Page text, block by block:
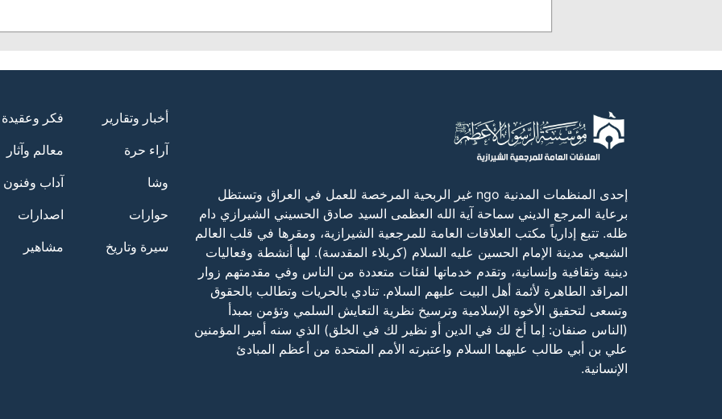
إحدى المنظمات المدنية ngo غير الربحية المرخصة للعمل في العراق وتستظل
برعاية المرجع الديني سماحة آية الله العظمى السيد صادق الحسيني الشيرازي دام
ظله. تتبع إدارياً مكتب العلاقات العامة للمرجعية الشيرازية، ومقرها في قلب العالم
الشيعي مدينة الإمام الحسين عليه السلام (كربلاء المقدسة). لها أنشطة وفعاليات
دينية وثقافية وإنسانية، وتقدم خدماتها لفئات متعددة من الناس وفي مقدمتهم زوار
المراقد الطاهرة لأئمة أهل البيت عليهم السلام. تنادي بالحريات وتطالب بالحقوق
وتسعى لتحقيق الأخوة الإسلامية وترسيخ نظرية التعايش السلمي وتؤمن بمبدأ
(الناس صنفان: إما أخ لك في الدين أو نظير لك في الخلق) الذي سنه أمير المؤمنين
علي بن أبي طالب عليهما السلام واعتبرته الأمم المتحدة من أعظم المبادئ
الإنسانية.
أخبار وتقارير
آراء حرة
وشا
حوارات
سيرة وتاريخ
فكر وعقيدة
معالم وآثار
آداب وفنون
اصدارات
مشاهير